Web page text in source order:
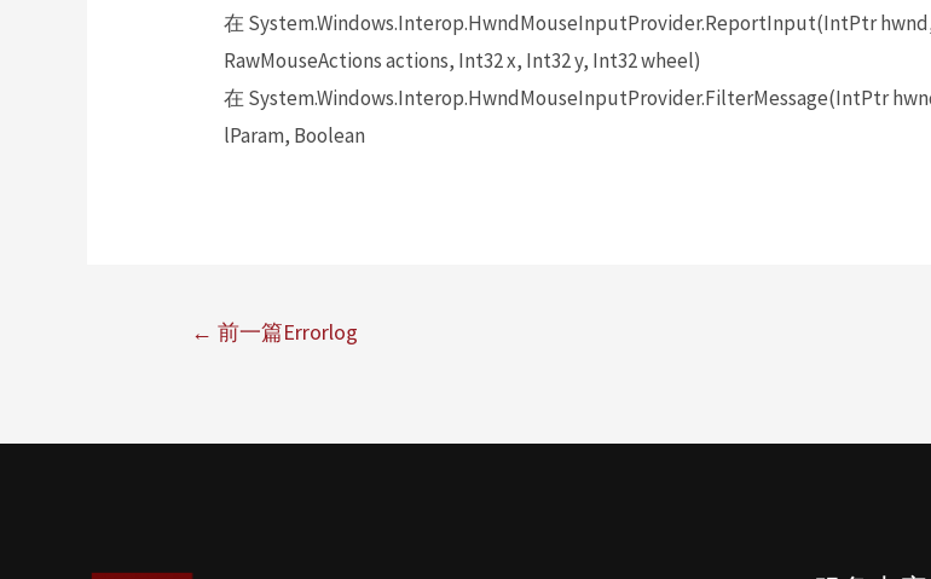
在 System.Windows.Interop.HwndMouseInputProvider.ReportInput(IntPtr
RawMouseActions actions, Int32 x, Int32 y, Int32 wheel)
在 System.Windows.Interop.HwndMouseInputProvider.FilterMessage(IntPtr
lParam, Boolean
← 前一篇Errorlog